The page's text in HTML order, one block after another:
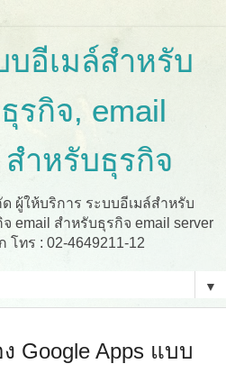
อีเมล์สำหรับ
รกิจ, email
ำหรับธุรกิจ
ผู้ให้บริการ ระบบอีเมล์สำหรับ
email สำหรับธุรกิจ email server
โทร : 02-4649211-12
▼
Google Apps แบบ